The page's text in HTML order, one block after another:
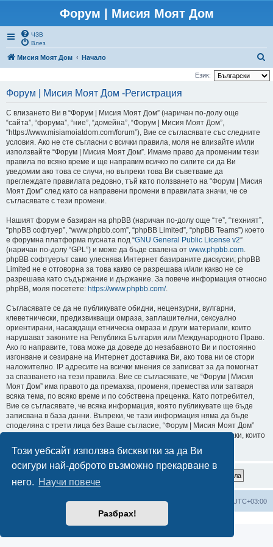
Този уебсайт използва бисквитки за да Ви
осигури най-доброто възможно прекарване в
него. Научи повече
Разбрах!
Форум | Мисия Моят Дом
ЧЗВ
Влез
Мисия Моят Дом Начало
ъ
Език:
Форум | Мисия Моят Дом -Регистрация
С влизането Ви в “Форум | Мисия Моят Дом” (наричан по-долу още
“сайта”, “форума”, “ние”, “домейна”, “Форум | Мисия Моят Дом”,
“https://www.misiamoiatdom.com/forum”), Вие се съгласявате със следните
условия. Ако не сте съгласни с всички правила, моля не влизайте и/или
използвайте “Форум | Мисия Моят Дом”. Имаме право да променим тези
правила по всяко време и ще направим всичко по силите си да Ви
уведомим ако това се случи, но въпреки това Ви съветваме да
преглеждате правилата редовно, тъй като ползването на “Форум | Мисия
Моят Дом” след като са направени промени в правилата значи, че се
съгласявате с тези промени.
Нашият форум е базиран на phpBB (наричан по-долу още “те”, “техният”,
“phpBB софтуер”, “www.phpbb.com”, “phpBB Limited”, “phpBB Teams”) което
е форумна платформа пусната под “GNU General Public License v2”
(наричан по-долу “GPL”) и може да бъде свалена от www.phpbb.com.
phpBB софтуерът само улеснява Интернет базираните дискусии; phpBB
Limited не е отговорна за това какво се разрешава и/или какво не се
разрешава като съдържание и държание. За повече информация относно
phpBB, моля посетете: https://www.phpbb.com/.
Съгласявате се да не публикувате обидни, нецензурни, вулгарни,
клеветнически, предизвикващи омраза, заплашителни, сексуално
ориентирани, насаждащи етническа омраза и други материали, които
нарушават законите на Република България или Международното Право.
Ако го направите, това може да доведе до незабавното Ви и постоянно
изгонване и сезиране на Интернет доставчика Ви, ако това ни се стори
наложително. IP адресите на всички мнения се записват за да помогнат
за спазването на тези правила. Вие се съгласявате, че “Форум | Мисия
Моят Дом” има правото да премахва, променя, премества или затваря
всяка тема, по всяко време и по собствена преценка. Като потребител,
Вие се съгласявате, че всяка информация, която публикувате ще бъде
записвана в база данни. Въпреки, че тази информация няма да бъде
споделяна с трети лица без Ваше съгласие, “Форум | Мисия Моят Дом”
или phpBB не могат да бъдат държани отговорни за хакерски атаки, които
могат да доведат до компрометиране на данните.
Мисия Моят Дом Начало Всички времена са според UTC+03:00